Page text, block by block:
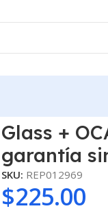
Glass +
garantía
SKU: REP012969
$225.00